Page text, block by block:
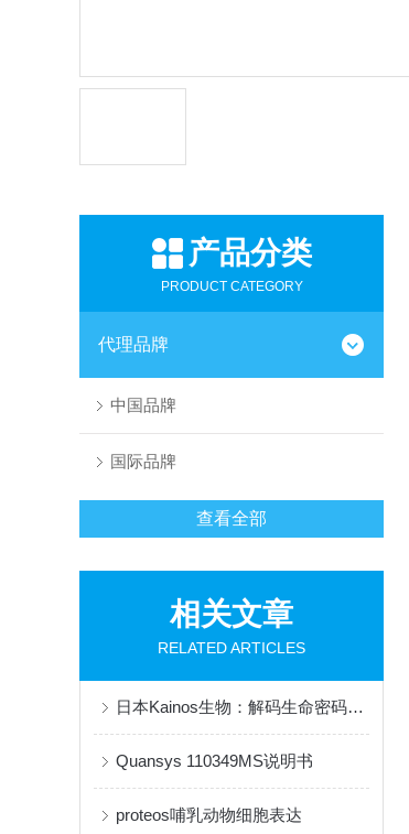
产品分类
PRODUCT CATEGORY
代理品牌
中国品牌
国际品牌
查看全部
相关文章
RELATED ARTICLES
日本Kainos生物：解码生命密码，创新全球健康科技
Quansys 110349MS说明书
proteos哺乳动物细胞表达